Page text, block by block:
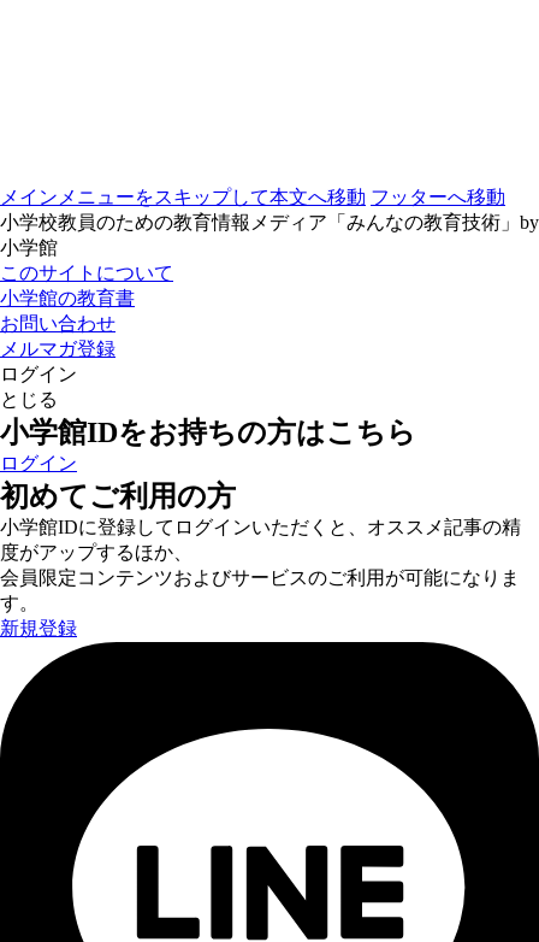
メインメニューをスキップして本文へ移動 フッターへ移動
小学校教員のための教育情報メディア「みんなの教育技術」by
小学館
このサイトについて
小学館の教育書
お問い合わせ
メルマガ登録
ログイン
とじる
小学館IDをお持ちの方はこちら
ログイン
初めてご利用の方
小学館IDに登録してログインいただくと、オススメ記事の精
度がアップするほか、
会員限定コンテンツおよびサービスのご利用が可能になりま
す。
新規登録